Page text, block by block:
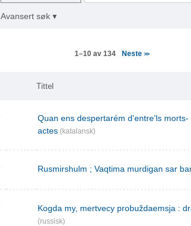
Avansert søk ▾
1–10 av 134 Neste >>
Tittel
Quan ens despertarém d'entre'ls
actes (katalansk)
Rusmirshulm ; Vaqtima murdigan sar
Kogda my, mertvecy probuždaemsja :
(russisk)